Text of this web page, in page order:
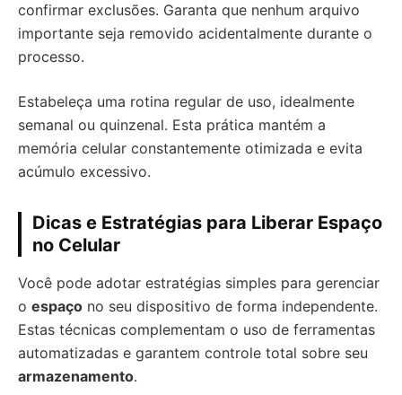
confirmar exclusões. Garanta que nenhum arquivo
importante seja removido acidentalmente durante o
processo.
Estabeleça uma rotina regular de uso, idealmente
semanal ou quinzenal. Esta prática mantém a
memória celular constantemente otimizada e evita
acúmulo excessivo.
Dicas e Estratégias para Liberar Espaço
no Celular
Você pode adotar estratégias simples para gerenciar
o espaço no seu dispositivo de forma independente.
Estas técnicas complementam o uso de ferramentas
automatizadas e garantem controle total sobre seu
armazenamento.